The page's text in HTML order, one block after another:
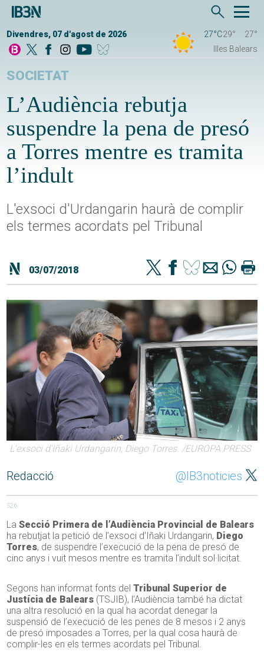
Divendres, 07 d'agost de 2026 27°C29°
27°
Illes Balears
SOCIETAT
L’Audiència rebutja
suspendre la pena de presó
a Torres mentre es tramita
l’indult
L'exsoci d'Urdangarin haurà de complir
els termes acordats pel Tribunal
03/07/2018
L'exsoci d'Iñaki Urdangarin, Diego Torres. /EUROPA PRESS
Redacció @IB3noticies
526
LaSecció Primera de l’Audiència Provincial de Balears
ha rebutjat la petició de l’exsoci d’Iñaki Urdangarin, Diego
Torres, de suspendre l’execució de la pena de presó de
cinc anys i vuit mesos mentre es tramita l’indult sol·licitat.
Segons han informat fonts delTribunal Superior de
Justícia de Balears (TSJIB), l’Audiència també ha dictat
una altra resolució en la qual ha acordat denegar la
suspensió de l’execució de les penes de 8 mesos i 2 anys
de presó imposades a Torres, per la qual cosa haurà de
complir-les en els termes acordats pel Tribunal.